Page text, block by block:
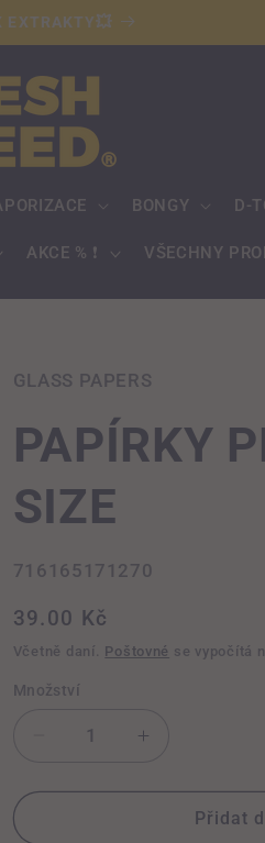
EXTRAKTY💥
BONGY D-
AKCE % ❗️ VŠECHNY
GLASS PAPERS
PAPÍRKY
SIZE
SKU:
716165171270
Běžná
cena
39.00 Kč
Včetně daní. Poštovné se vypočítá
Množství
produktu
Zvýšit
produktu
PAPÍRKY
Přidat